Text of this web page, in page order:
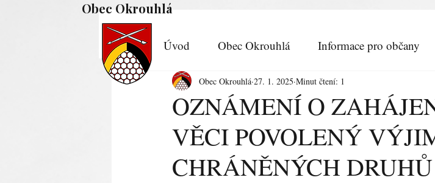
Obec Okrouhlá
Úvod Obec Okrouhlá Informace pro občany
OZNÁMENÍ O
VĚCI POVOLENÝ
CHRÁNĚNÝCH
Obec Okrouhlá 27. 1. 2025 Minut čtení: 1